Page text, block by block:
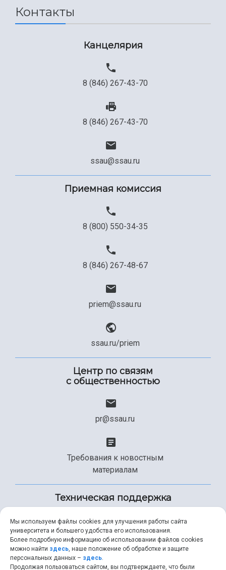
Контакты
Канцелярия
8 (846) 267-43-70
8 (846) 267-43-70
ssau@ssau.ru
Приемная комиссия
8 (800) 550-34-35
8 (846) 267-48-67
priem@ssau.ru
ssau.ru/priem
Центр по связям
с общественностью
pr@ssau.ru
Требования к новостным
материалам
Техническая поддержка
+7 (846) 267-49-99
Мы используем файлы cookies для улучшения работы сайта
университета и большего удобства его использования.
Более подробную информацию об использовании файлов cookies
можно найти здесь, наше положение об обработке и защите
персональных данных – здесь.
Продолжая пользоваться сайтом, вы подтверждаете, что были